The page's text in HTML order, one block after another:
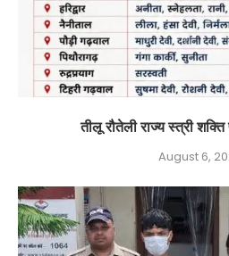
तीलू रौतेली राज्य स्त्री
August 6,